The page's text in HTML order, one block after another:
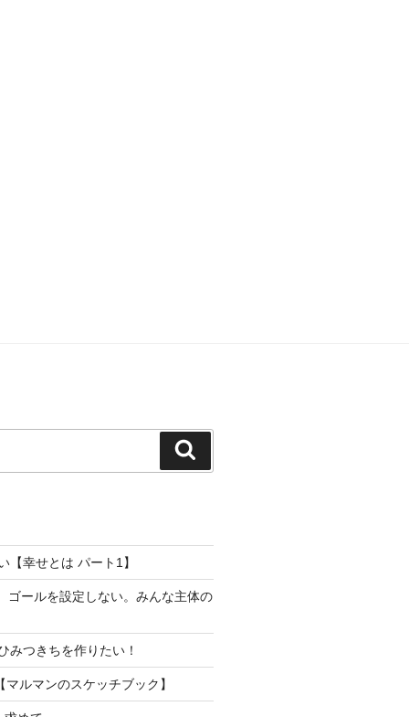
索
幸せとは パート1】
ゴールを設定しない。みんな主体の
みつきちを作りたい！
ルマンのスケッチブック】